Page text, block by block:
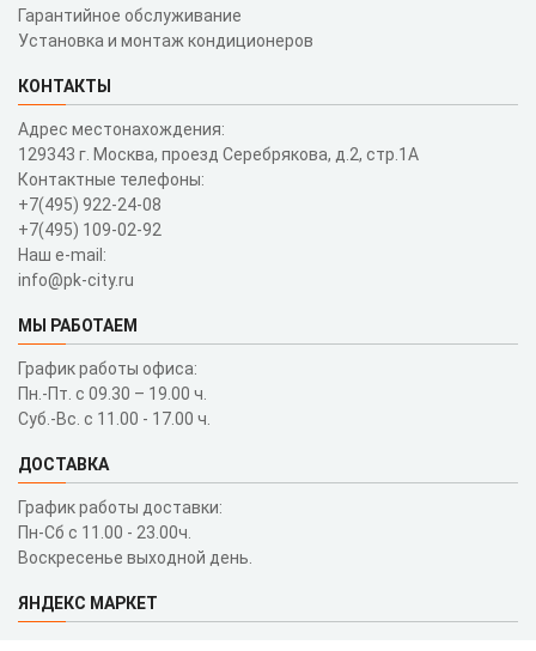
Гарантийное обслуживание
Установка и монтаж кондиционеров
КОНТАКТЫ
Адрес местонахождения:
129343 г. Москва, проезд Серебрякова, д.2, стр.1A
Контактные телефоны:
+7(495) 922-24-08
+7(495) 109-02-92
Наш e-mail:
info@pk-city.ru
МЫ РАБОТАЕМ
График работы офиса:
Пн.-Пт. с 09.30 – 19.00 ч.
Суб.-Вс. с 11.00 - 17.00 ч.
ДОСТАВКА
График работы доставки:
Пн-Сб с 11.00 - 23.00ч.
Воскресенье выходной день.
ЯНДЕКС МАРКЕТ